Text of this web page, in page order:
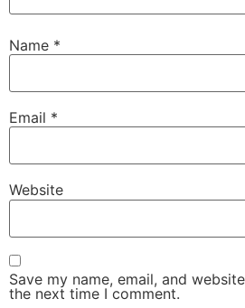
Name *
Email *
Website
Save my name, email, and
the next time I comment.